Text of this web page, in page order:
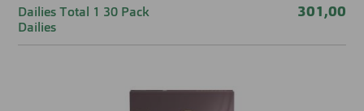
Dailies Total 1 30 Pack
Dailies
301,00